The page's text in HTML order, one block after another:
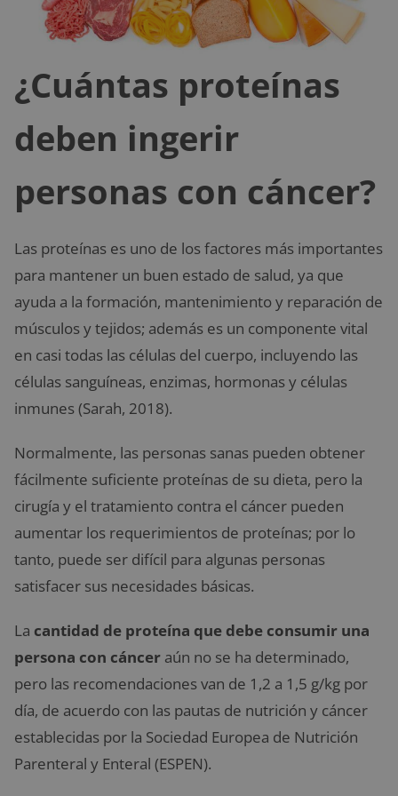
¿Cuántas proteínas
deben ingerir
personas con cáncer?
Las proteínas es uno de los factores más importantes
para mantener un buen estado de salud, ya que
ayuda a la formación, mantenimiento y reparación de
músculos y tejidos; además es un componente vital
en casi todas las células del cuerpo, incluyendo las
células sanguíneas, enzimas, hormonas y células
inmunes (Sarah, 2018).
Normalmente, las personas sanas pueden obtener
fácilmente suficiente proteínas de su dieta, pero la
cirugía y el tratamiento contra el cáncer pueden
aumentar los requerimientos de proteínas; por lo
tanto, puede ser difícil para algunas personas
satisfacer sus necesidades básicas.
La cantidad de proteína que debe consumir una
persona con cáncer aún no se ha determinado,
pero las recomendaciones van de 1,2 a 1,5 g/kg por
día, de acuerdo con las pautas de nutrición y cáncer
establecidas por la Sociedad Europea de Nutrición
Parenteral y Enteral (ESPEN).